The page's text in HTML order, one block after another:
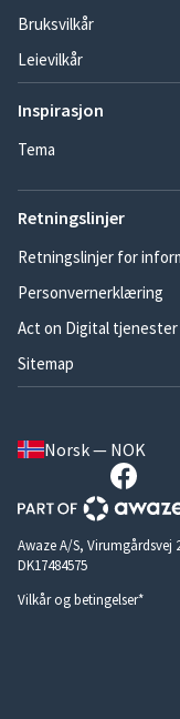
Bruksvilkår
Leievilkår
Inspirasjon
Tema
Retningslinjer
Retningslinjer for
Personvernerklæring
Act on Digital tjenester
Sitemap
Norsk — NOK
Awaze A/S, Virumgårdsvej
DK17484575
Vilkår og betingelser*